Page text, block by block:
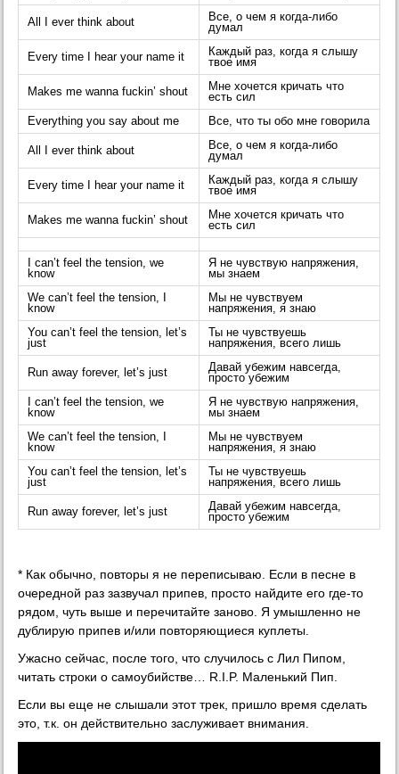
All I ever think about
Все, о чем я когда-либо
думал
Every time I hear your name it
Каждый раз, когда я слышу
твое имя
Makes me wanna fuckin’ shout
Мне хочется кричать что
есть сил
Everything you say about me
Все, что ты обо мне говорила
All I ever think about
Все, о чем я когда-либо
думал
Every time I hear your name it
Каждый раз, когда я слышу
твое имя
Makes me wanna fuckin’ shout
Мне хочется кричать что
есть сил
I can’t feel the tension, we
know
Я не чувствую напряжения,
мы знаем
We can’t feel the tension, I
know
Мы не чувствуем
напряжения, я знаю
You can’t feel the tension, let’s
just
Ты не чувствуешь
напряжения, всего лишь
Run away forever, let’s just
Давай убежим навсегда,
просто убежим
I can’t feel the tension, we
know
Я не чувствую напряжения,
мы знаем
We can’t feel the tension, I
know
Мы не чувствуем
напряжения, я знаю
You can’t feel the tension, let’s
just
Ты не чувствуешь
напряжения, всего лишь
Run away forever, let’s just
Давай убежим навсегда,
просто убежим
* Как обычно, повторы я не переписываю. Если в песне в
очередной раз зазвучал припев, просто найдите его где-то
рядом, чуть выше и перечитайте заново. Я умышленно не
дублирую припев и/или повторяющиеся куплеты.
Ужасно сейчас, после того, что случилось с Лил Пипом,
читать строки о самоубийстве… R.I.P. Маленький Пип.
Если вы еще не слышали этот трек, пришло время сделать
это, т.к. он действительно заслуживает внимания.